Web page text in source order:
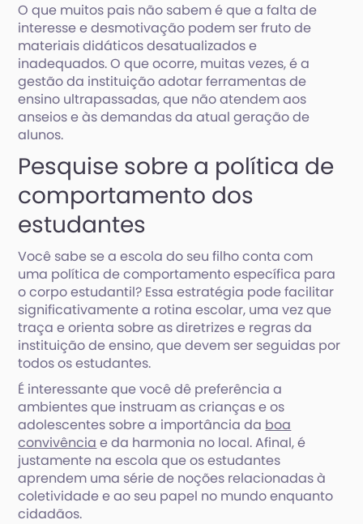
O que muitos pais não sabem é que a falta de
interesse e desmotivação podem ser fruto de
materiais didáticos desatualizados e
inadequados. O que ocorre, muitas vezes, é a
gestão da instituição adotar ferramentas de
ensino ultrapassadas, que não atendem aos
anseios e às demandas da atual geração de
alunos.
Pesquise sobre a política de
comportamento dos
estudantes
Você sabe se a escola do seu filho conta com
uma política de comportamento específica para
o corpo estudantil? Essa estratégia pode facilitar
significativamente a rotina escolar, uma vez que
traça e orienta sobre as diretrizes e regras da
instituição de ensino, que devem ser seguidas por
todos os estudantes.
É interessante que você dê preferência a
ambientes que instruam as crianças e os
adolescentes sobre a importância da boa
convivência e da harmonia no local. Afinal, é
justamente na escola que os estudantes
aprendem uma série de noções relacionadas à
coletividade e ao seu papel no mundo enquanto
cidadãos.